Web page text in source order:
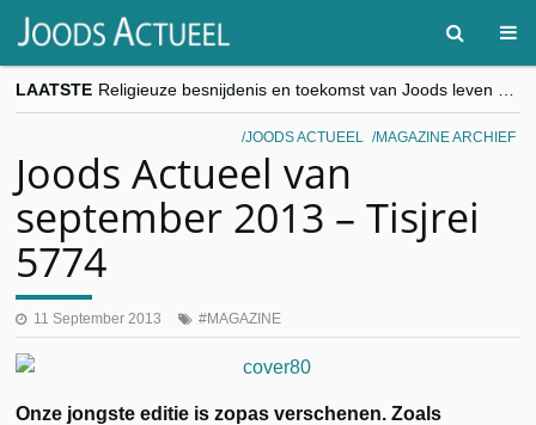
LAATSTE
“Besnijdenisdebat toont hoe moeilijk seculiere Westen minderheden begrijpt”, Jinnih Beels (Vooruit)
CITYTRIP | ROEMENIË – Boekarest: de verrassing van Oost-Europa
JOODS ACTUEEL MAGAZINE ARCHIEF
Joods Actueel van
september 2013 – Tisjrei
5774
11 September 2013 MAGAZINE
Onze jongste editie is zopas verschenen. Zoals